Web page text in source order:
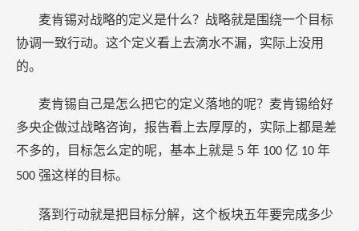
麦肯锡对战略的定义是什么？战略就是围绕一个目标
协调一致行动。这个定义看上去滴水不漏，实际上没用
的。
麦肯锡自己是怎么把它的定义落地的呢？麦肯锡给好
多央企做过战略咨询，报告看上去厚厚的，实际上都是差
不多的，目标怎么定的呢，基本上就是 5 年 100 亿 10 年
500 强这样的目标。
落到行动就是把目标分解，这个板块五年要完成多少